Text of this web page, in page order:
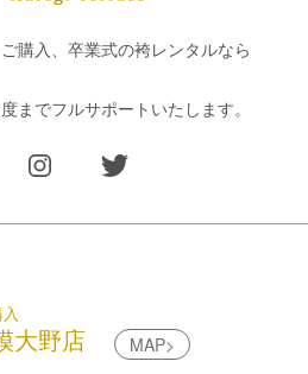
購入、卒業式の袴レンタルなら
までフルサポートいたします。
大野店
MAP>